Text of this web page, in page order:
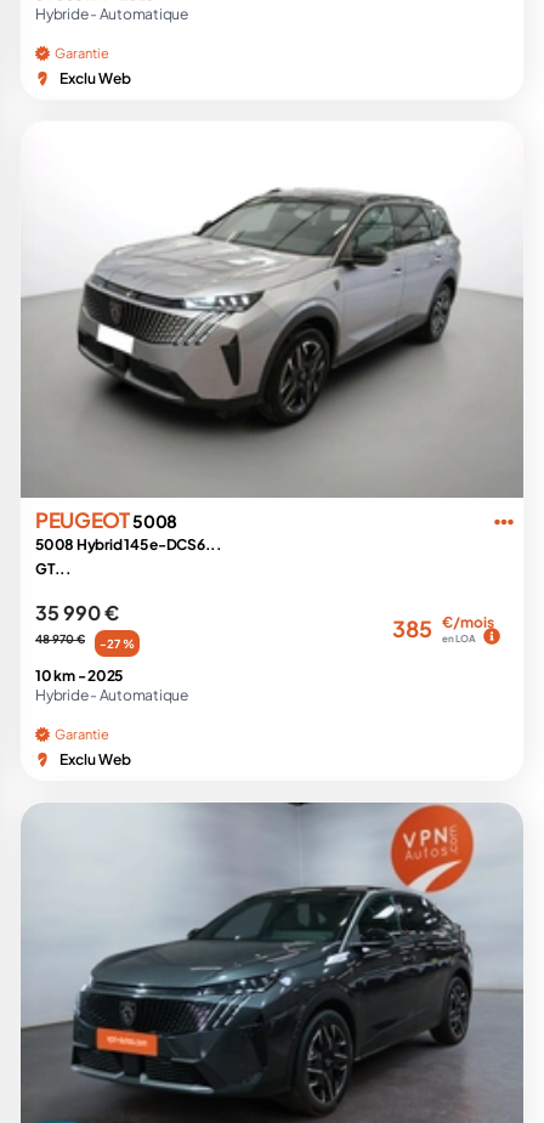
Hybride - Automatique
Garantie
Exclu Web
PEUGEOT5008
5008 Hybrid 145 e-DCS6...
GT...
35 990 €
48 970 € -27 %
385 €/mois
en LOA
10 km -2025
Hybride - Automatique
Garantie
Exclu Web